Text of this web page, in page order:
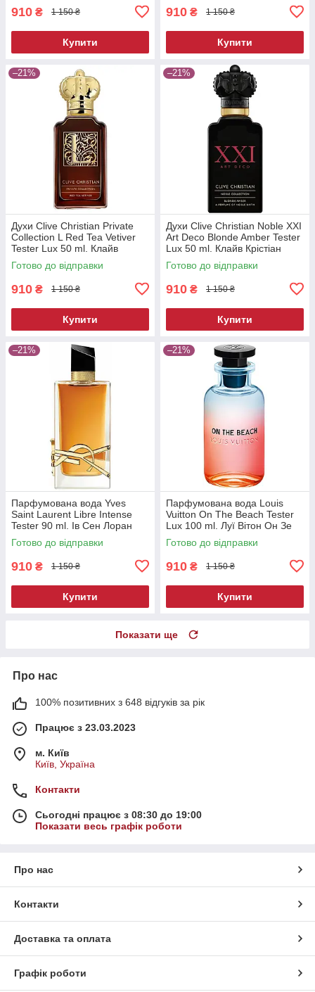
910 ₴ 1 150 ₴
Купити
910 ₴ 1 150 ₴
Купити
–21%
Духи Clive Christian Private
Collection L Red Tea Vetiver
Tester Lux 50 ml. Клайв
Крістіан Ред Ті Ветивер
Тестер Люкс 50 мл.
Готово до відправки
910 ₴ 1 150 ₴
Купити
–21%
Духи Clive Christian Noble XXI
Art Deco Blonde Amber Tester
Lux 50 ml. Клайв Крістіан
Блонд Амбер Тестер Люкс 50
мл.
Готово до відправки
910 ₴ 1 150 ₴
Купити
–21%
Парфумована вода Yves
Saint Laurent Libre Intense
Tester 90 ml. Ів Сен Лоран
Лібре Інтенс Тестер 90 мл
Готово до відправки
910 ₴ 1 150 ₴
Купити
–21%
Парфумована вода Louis
Vuitton On The Beach Tester
Lux 100 ml. Луї Вітон Он Зе
Біч Тестер Люкс 100 мл.
Готово до відправки
910 ₴ 1 150 ₴
Купити
Показати ще
Про нас
100% позитивних з 648 відгуків за рік
Працює з 23.03.2023
м. Київ
Київ, Україна
Контакти
Сьогодні працює з 08:30 до 19:00
Показати весь графік роботи
Про нас
Контакти
Доставка та оплата
Графік роботи